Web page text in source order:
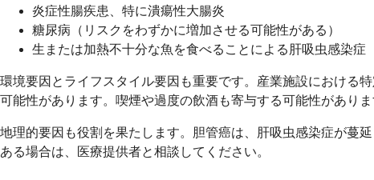
炎症性腸疾患、特に潰瘍性大腸炎
糖尿病（リスクをわずかに増加させる可能性がある）
生または加熱不十分な魚を食べることによる肝吸虫感染症
環境要因とライフスタイル要因も重要です。産業施設における
可能性があります。喫煙や過度の飲酒も寄与する可能性があり
地理的要因も役割を果たします。胆管癌は、肝吸虫感染症が蔓
ある場合は、医療提供者と相談してください。